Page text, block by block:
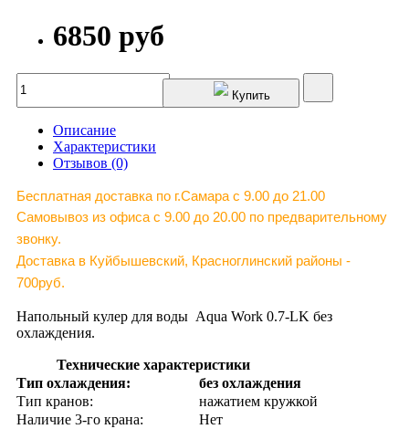
6850 руб
Купить
Описание
Характеристики
Отзывов (0)
Бесплатная доставка по г.Самара c 9.00 до 21.00
Самовывоз из офиса с 9.00 до 20.00 по предварительному
звонку.
Доставка в Куйбышевский, Красноглинский районы -
700руб.
Напольный кулер для воды Aqua Work 0.7-LK без
охлаждения.
Технические характеристики
Тип охлаждения:
без охлаждения
Тип кранов:
нажатием кружкой
Наличие 3-го крана:
Нет